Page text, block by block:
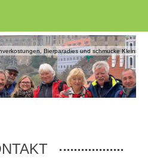
Bierparadies und schmucke